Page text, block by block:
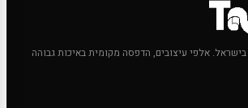
בישראל. אלפי עיצובים, הדפסה מקומית באיכות גבוהה